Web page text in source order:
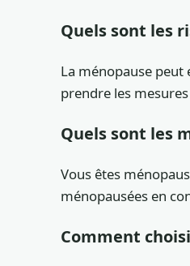
Quels sont les
La ménopause peut
prendre les
Quels sont les
Vous êtes
ménopausées en
Comment